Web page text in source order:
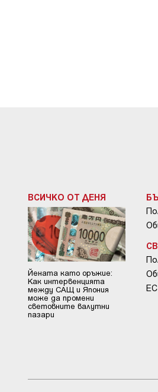
ВСИЧКО ОТ ДЕНЯ
Йената като оръжие:
Как интервенцията
между САЩ и Япония
може да промени
световните валутни
пазари
ЕС